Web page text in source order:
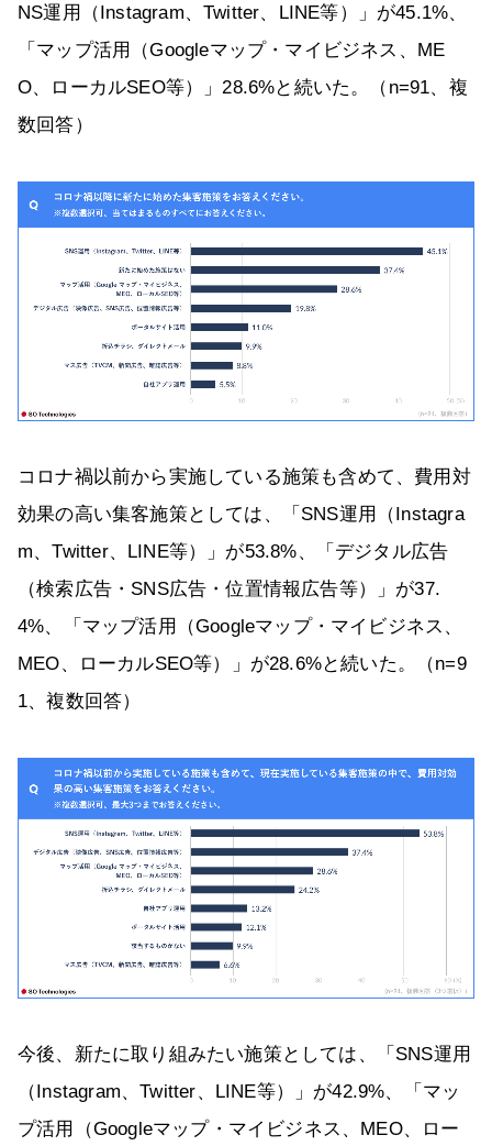
NS運用（Instagram、Twitter、LINE等）」が45.1%、
「マップ活用（Googleマップ・マイビジネス、ME
O、ローカルSEO等）」28.6%と続いた。（n=91、複
数回答）
コロナ禍以前から実施している施策も含めて、費用対
効果の高い集客施策としては、「SNS運用（Instagra
m、Twitter、LINE等）」が53.8%、「デジタル広告
（検索広告・SNS広告・位置情報広告等）」が37.
4%、「マップ活用（Googleマップ・マイビジネス、
MEO、ローカルSEO等）」が28.6%と続いた。（n=9
1、複数回答）
今後、新たに取り組みたい施策としては、「SNS運用
（Instagram、Twitter、LINE等）」が42.9%、「マッ
プ活用（Googleマップ・マイビジネス、MEO、ロー